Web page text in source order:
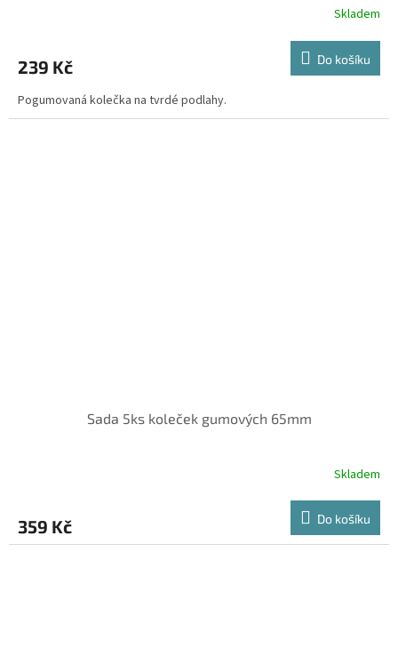
Skladem
239 Kč Do košíku
Pogumovaná kolečka na tvrdé podlahy.
Sada 5ks koleček gumových 65mm
Skladem
359 Kč Do košíku